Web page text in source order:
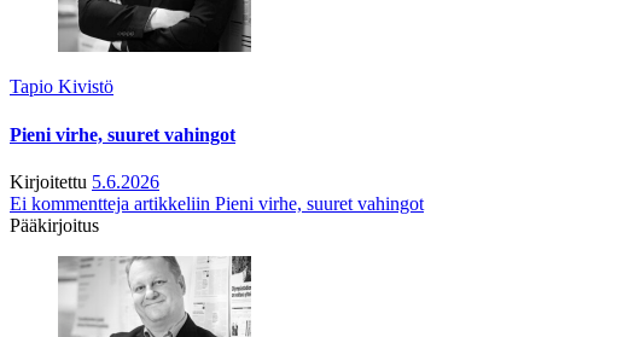
Tapio Kivistö
Pieni virhe, suuret vahingot
Kirjoitettu 5.6.2026
Ei kommentteja artikkeliin Pieni virhe, suuret vahingot
Pääkirjoitus